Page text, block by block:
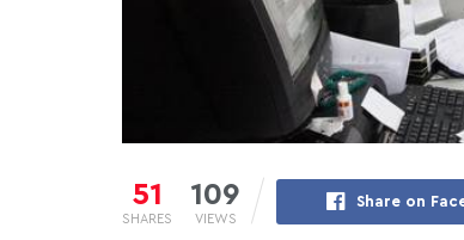
51
SHARES
109
VIEWS
Share on